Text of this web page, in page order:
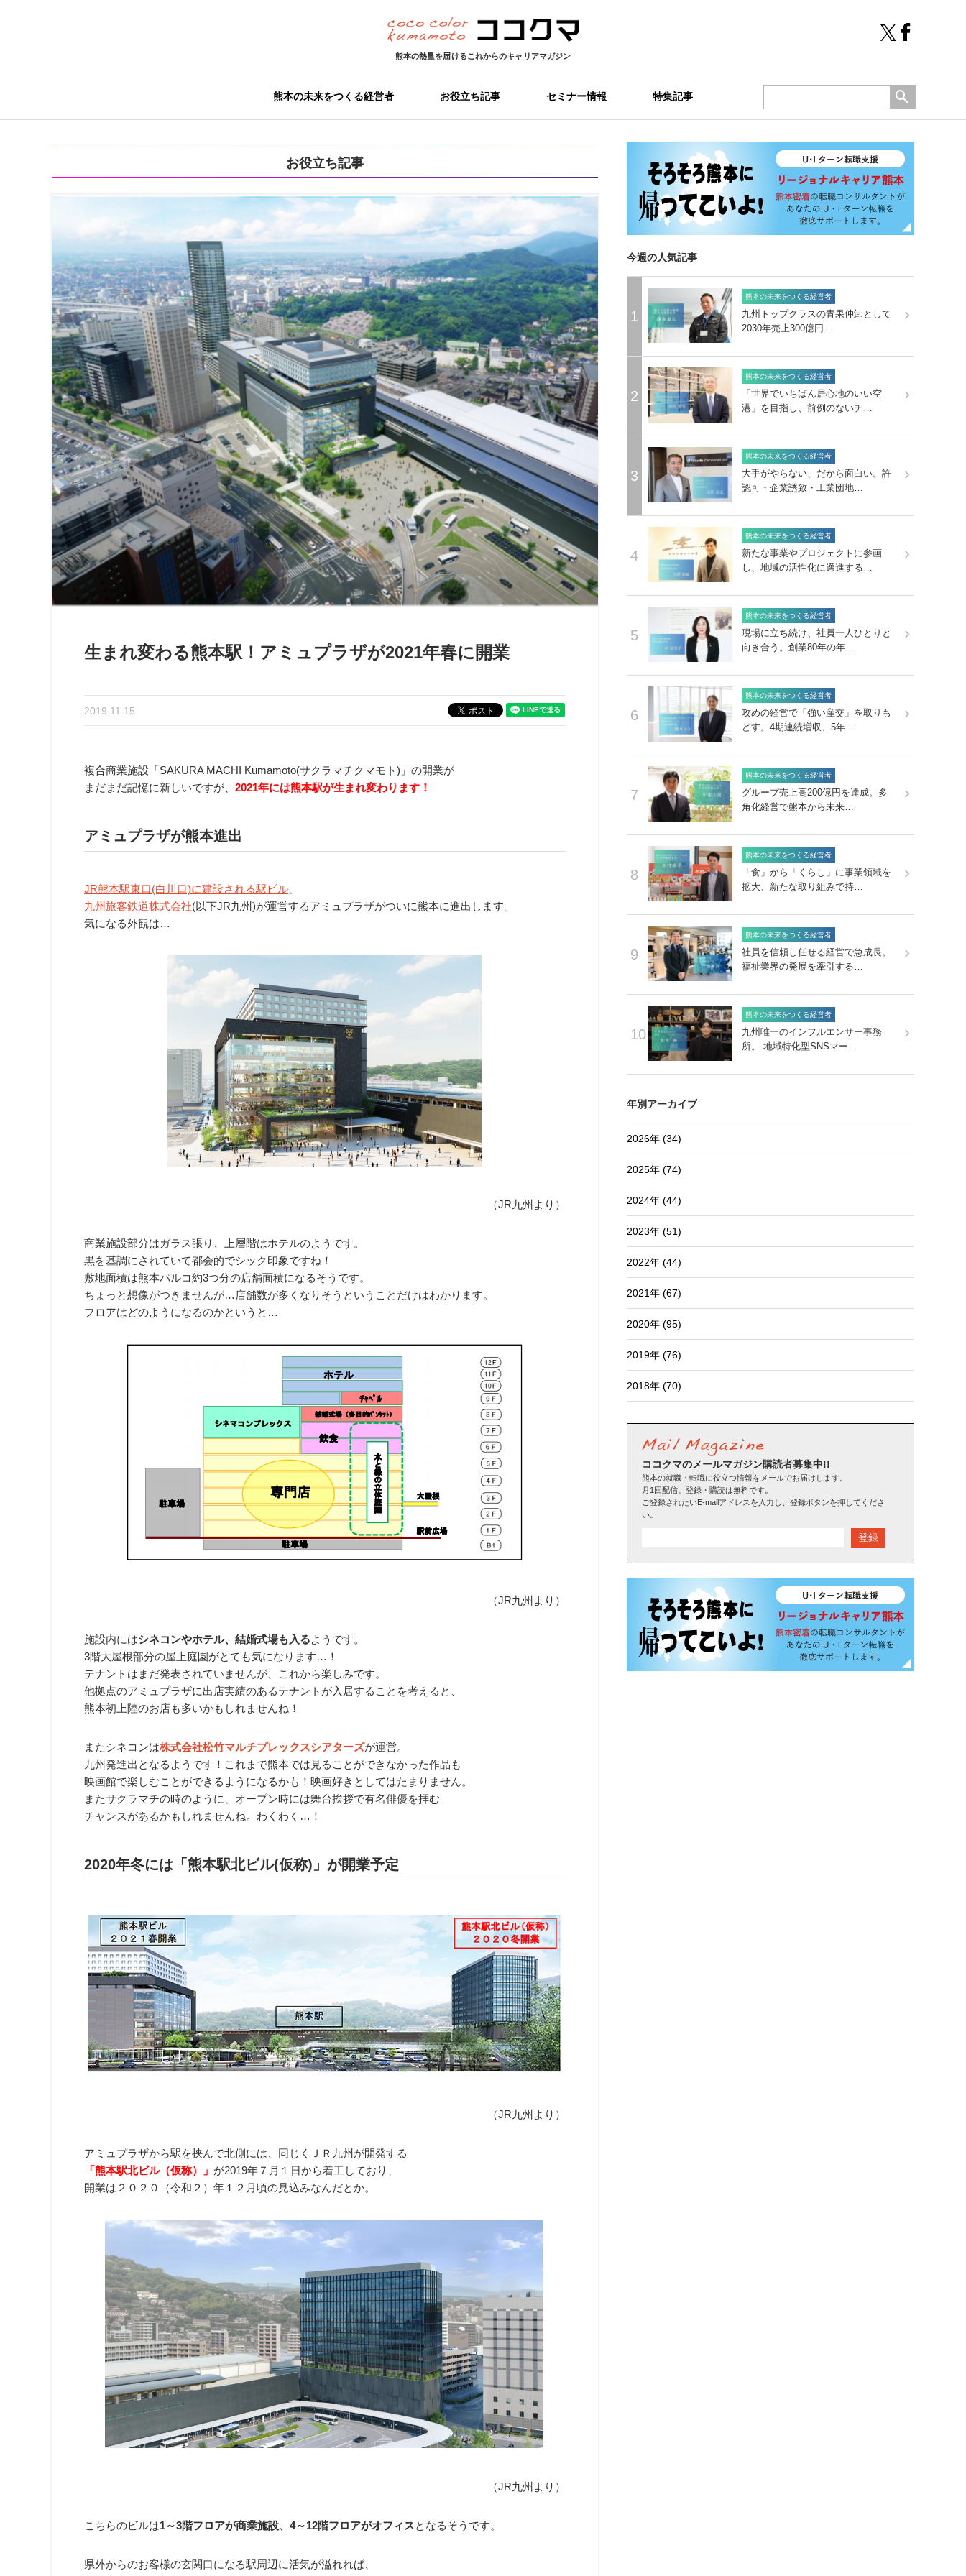
熊本の熱量を届けるこれからのキャリアマガジン
熊本の未来をつくる経営者 お役立ち記事 セミナー情報 特集記事
お役立ち記事
生まれ変わる熊本駅！アミュプラザが2021年春に開業
2019.11.15
複合商業施設「SAKURA MACHI Kumamoto(サクラマチクマモト)」の開業が
まだまだ記憶に新しいですが、 2021年には熊本駅が生まれ変わります！
アミュプラザが熊本進出
JR熊本駅東口(白川口)に建設される駅ビル
九州旅客鉄道株式会社(以下JR九州)が運営するアミュプラザがついに熊本に進出します。
気になる外観は…
（JR九州より）
商業施設部分はガラス張り、上層階はホテルのようです。
黒を基調にされていて都会的でシック印象ですね！
敷地面積は熊本パルコ約3つ分の店舗面積になるそうです。
ちょっと想像がつきませんが…店舗数が多くなりそうということだけはわかります。
フロアはどのようになるのかというと…
（JR九州より）
施設内にはシネコンやホテル、結婚式場も入るようです。
3階大屋根部分の屋上庭園がとても気になります…！
テナントはまだ発表されていませんが、これから楽しみです。
他拠点のアミュプラザに出店実績のあるテナントが入居することを考えると、
熊本初上陸のお店も多いかもしれませんね！
またシネコンは株式会社松竹マルチプレックスシアターズが運営。
九州発進出となるようです！これまで熊本では見ることができなかった作品も
映画館で楽しむことができるようになるかも！映画好きとしてはたまりません。
またサクラマチの時のように、オープン時には舞台挨拶で有名俳優を拝む
チャンスがあるかもしれませんね。わくわく…！
2020年冬には「熊本駅北ビル(仮称)」が開業予定
（JR九州より）
アミュプラザから駅を挟んで北側には、同じくＪＲ九州が開発する
「熊本駅北ビル（仮称）」 が2019年７月１日から着工しており、
開業は２０２０（令和２）年１２月頃の見込みなんだとか。
（JR九州より）
こちらのビルは1～3階フロアが商業施設、4～12階フロアがオフィスとなるそうです。
県外からのお客様の玄関口になる駅周辺に活気が溢れれば、
今週の人気記事
1
熊本の未来をつくる経営者
九州トップクラスの青果仲卸として
2030年売上300億円…
2
熊本の未来をつくる経営者
「世界でいちばん居心地のいい空
港」を目指し、前例のないチ…
3
熊本の未来をつくる経営者
大手がやらない、だから面白い。許
認可・企業誘致・工業団地…
4
熊本の未来をつくる経営者
新たな事業やプロジェクトに参画
し、地域の活性化に邁進する…
5
熊本の未来をつくる経営者
現場に立ち続け、社員一人ひとりと
向き合う。創業80年の年…
6
熊本の未来をつくる経営者
攻めの経営で「強い産交」を取りも
どす。4期連続増収、5年…
7
熊本の未来をつくる経営者
グループ売上高200億円を達成。多
角化経営で熊本から未来…
8
熊本の未来をつくる経営者
「食」から「くらし」に事業領域を
拡大、新たな取り組みで持…
9
熊本の未来をつくる経営者
社員を信頼し任せる経営で急成長。
福祉業界の発展を牽引する…
10
熊本の未来をつくる経営者
九州唯一のインフルエンサー事務
所。 地域特化型SNSマー…
年別アーカイブ
2026年 (34)
2025年 (74)
2024年 (44)
2023年 (51)
2022年 (44)
2021年 (67)
2020年 (95)
2019年 (76)
2018年 (70)
ココクマのメールマガジン購読者募集中!!
熊本の就職・転職に役立つ情報をメールでお届けします。
月1回配信。登録・購読は無料です。
ご登録されたいE-mailアドレスを入力し、登録ボタンを押してくださ
い。
登録